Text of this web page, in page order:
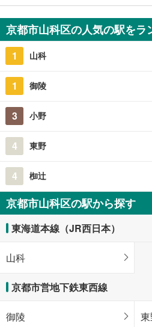
330万円
4K
52.95m2 （登記
京都府京都市
京都市山科区の人気の駅をラ
1 山科
1 御陵
3 小野
4 東野
4 椥辻
京都市山科区の駅から探す
東海道本線（JR西日本）
山科
京都市営地下鉄東西線
御陵